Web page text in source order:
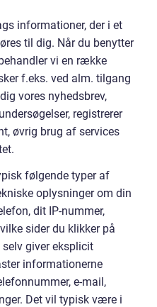
informationer, der i et
til dig. Når du benytter
vi en række
f.eks. ved alm. tilgang
vores nyhedsbrev,
registrerer
øvrig brug af services
følgende typer af
oplysninger om din
dit IP-nummer,
sider du klikker på
giver eksplicit
informationerne
e-mail,
Det vil typisk være i